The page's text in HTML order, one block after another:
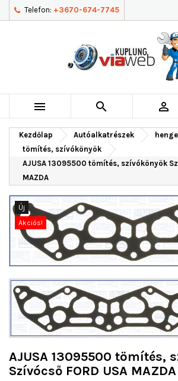
Telefon: +3670-674-7745
  
Kezdőlap Autóalkatrészek
tömítés, szívókönyök
AJUSA 13095500 tömítés, szívókönyök
MAZDA
Új
Akciós!
AJUSA 13095500 tömítés,
Szívócső FORD USA MAZDA